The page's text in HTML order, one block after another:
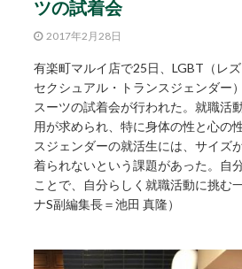
ツの試着会
2017年2月28日
有楽町マルイ店で25日、LGBT（レ
セクシュアル・トランスジェンダー
スーツの試着会が行われた。就職活
用が求められ、特に身体の性と心の
スジェンダーの就活生には、サイズ
着られないという課題があった。自
ことで、自分らしく就職活動に挑む
ナS副編集長＝池田 真隆）